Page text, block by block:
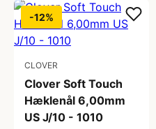
-12%
CLOVER
Clover Soft Touch
Hæklenål 6,00mm
US J/10 - 1010